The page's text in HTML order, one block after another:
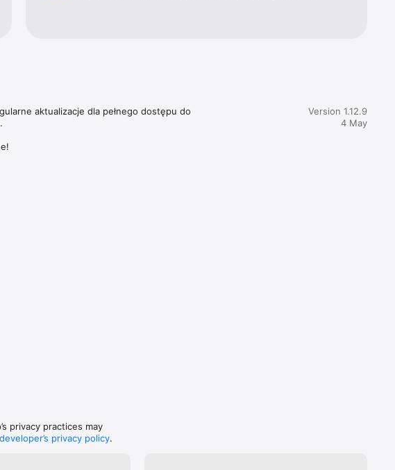
aktualizacje dla pełnego dostępu do
Version 1.12.9
4 May
privacy practices may
developer’s privacy policy.